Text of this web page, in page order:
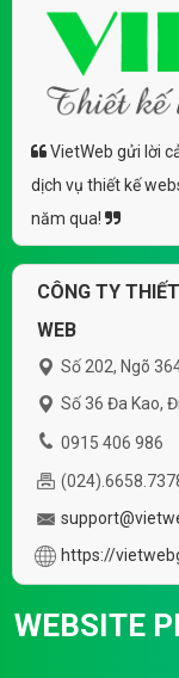
VietWeb gửi lời
dịch vụ thiết kế
năm qua!
CÔNG TY
WEB
Số 202, Ngõ
Số 36 Đa Kao,
0915 406 986
https://
WEBSITE